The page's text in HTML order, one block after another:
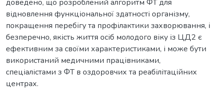
доведено, що розроблений алгоритм ФТ для
відновлення функціональної здатності організму,
покращення перебігу та профілактики захворювання, і
безперечно, якість життя осіб молодого віку із ЦД2 є
ефективним за своїми характеристиками, і може бути
використаний медичними працівниками,
спеціалістами з ФТ в оздоровчих та реабілітаційних
центрах.